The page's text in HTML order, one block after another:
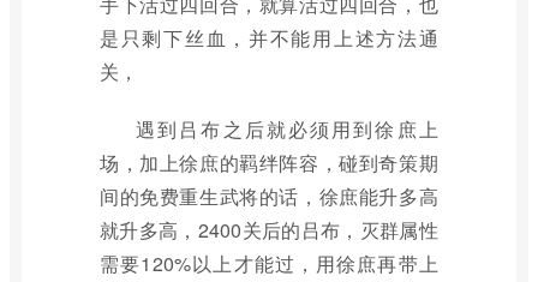
是只剩下丝血，并不能用上述方法通
关，
遇到吕布之后就必须用到徐庶上
场，加上徐庶的羁绊阵容，碰到奇策期
间的免费重生武将的话，徐庶能升多高
就升多高，2400关后的吕布，灭群属性
需要120%以上才能过，用徐庶再带上